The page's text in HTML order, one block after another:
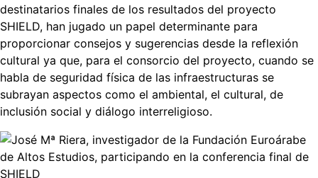
destinatarios finales de los resultados del proyecto
SHIELD, han jugado un papel determinante para
proporcionar consejos y sugerencias desde la reflexión
cultural ya que, para el consorcio del proyecto, cuando se
habla de seguridad física de las infraestructuras se
subrayan aspectos como el ambiental, el cultural, de
inclusión social y diálogo interreligioso.